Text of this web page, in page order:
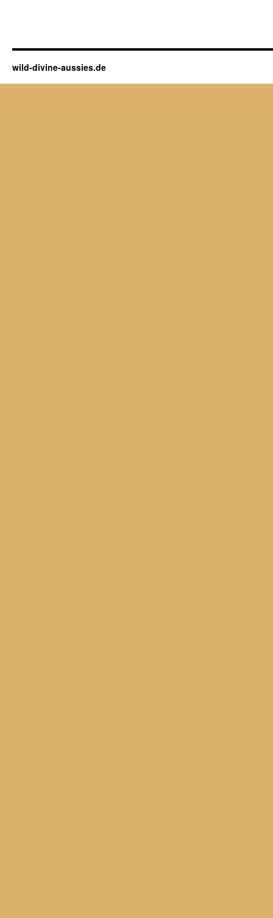
wild-divine-aussies.de